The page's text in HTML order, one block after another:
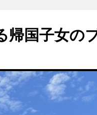
帰国子女の